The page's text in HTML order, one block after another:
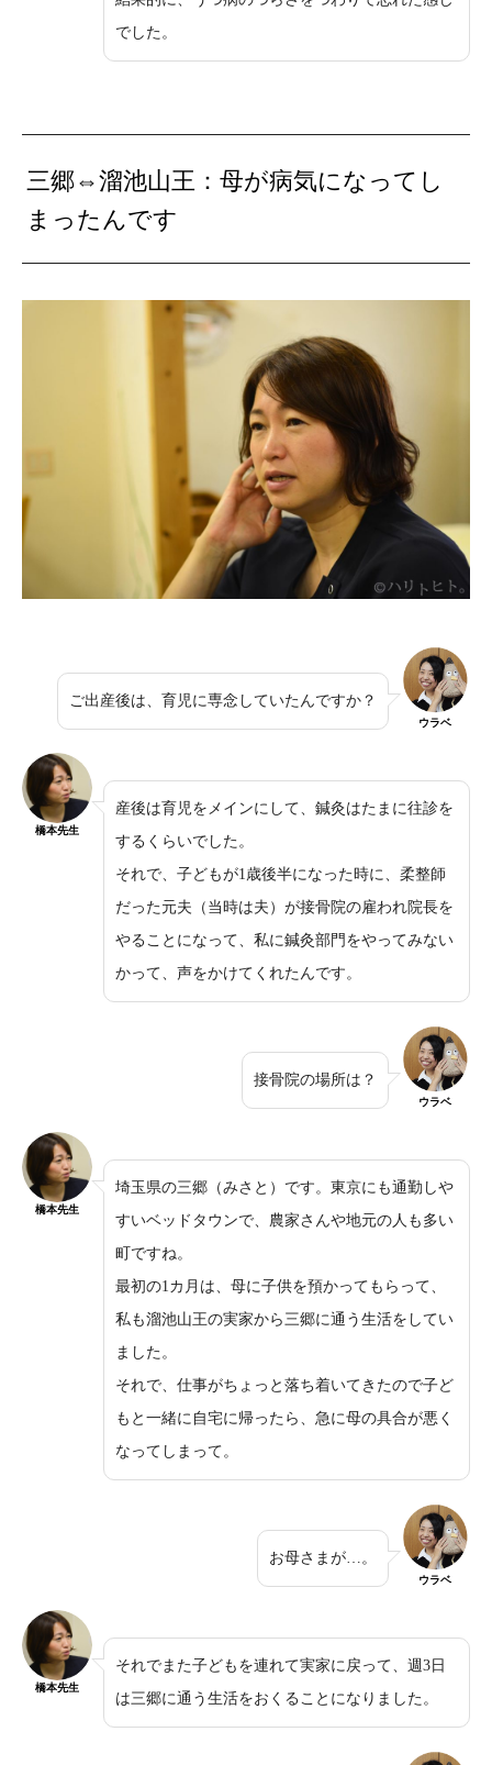
でした。
三郷⇔溜池山王：母が病気になってし
まったんです
ご出産後は、育児に専念していたんですか？
ウラベ
橋本先生
産後は育児をメインにして、鍼灸はたまに往診を
するくらいでした。
それで、子どもが1歳後半になった時に、柔整師
だった元夫（当時は夫）が接骨院の雇われ院長を
やることになって、私に鍼灸部門をやってみない
かって、声をかけてくれたんです。
接骨院の場所は？
ウラベ
橋本先生
埼玉県の三郷（みさと）です。東京にも通勤しや
すいベッドタウンで、農家さんや地元の人も多い
町ですね。
最初の1カ月は、母に子供を預かってもらって、
私も溜池山王の実家から三郷に通う生活をしてい
ました。
それで、仕事がちょっと落ち着いてきたので子ど
もと一緒に自宅に帰ったら、急に母の具合が悪く
なってしまって。
お母さまが…。
ウラベ
橋本先生
それでまた子どもを連れて実家に戻って、週3日
は三郷に通う生活をおくることになりました。